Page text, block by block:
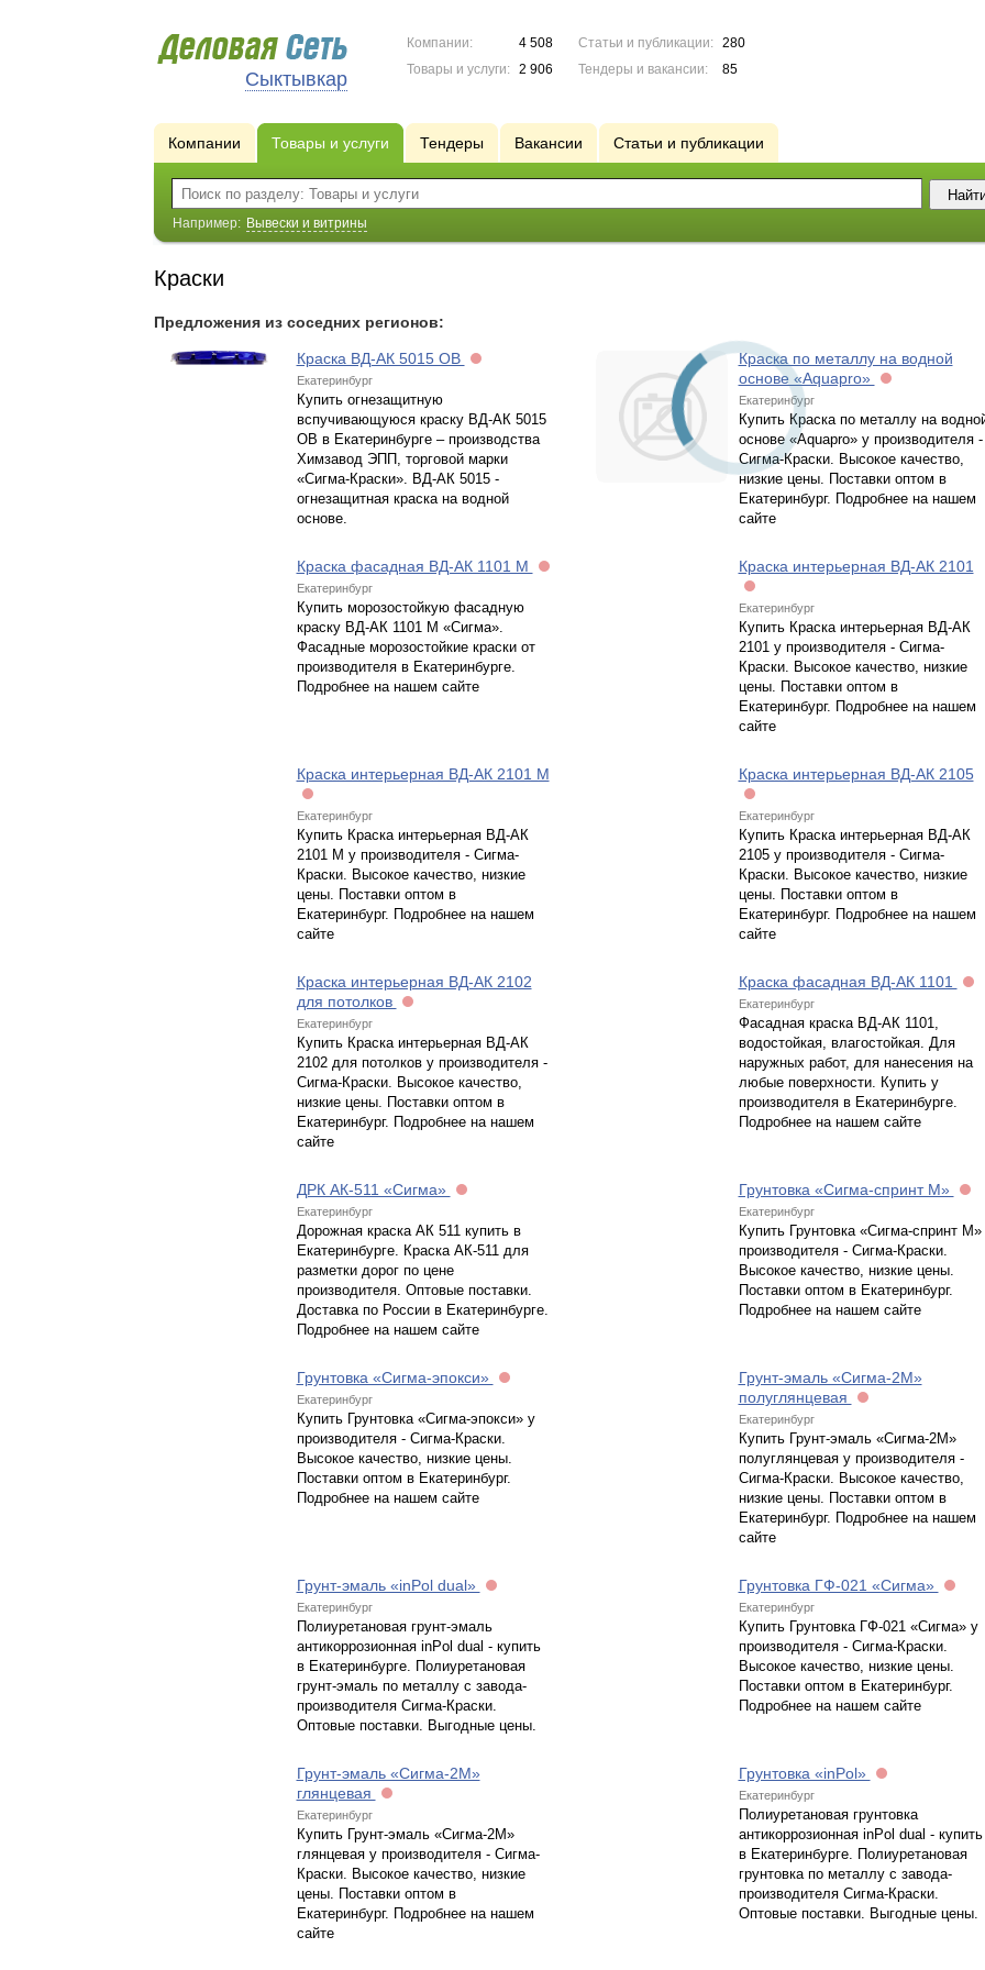
Сыктывкар
Компании:
4 508
Товары и услуги:
2 906
Статьи и публикации:
280
Тендеры и вакансии:
85
Компании Товары и услуги Тендеры Вакансии Статьи и публикации
Например: Вывески и витрины
Краски
Предложения из соседних регионов:
Краска ВД-АК 5015 ОВ
Екатеринбург
Купить огнезащитную
вспучивающуюся краску ВД-АК 5015
ОВ в Екатеринбурге – производства
Химзавод ЭПП, торговой марки
«Сигма-Краски». ВД-АК 5015 -
огнезащитная краска на водной
основе.
Краска по металлу на водной
основе «Aquapro»
Екатеринбург
Купить Краска по металлу на
основе «Aquapro» у производителя -
Сигма-Краски. Высокое качество,
низкие цены. Поставки оптом в
Екатеринбург. Подробнее на нашем
сайте
Краска фасадная ВД-АК 1101 М
Екатеринбург
Купить морозостойкую фасадную
краску ВД-АК 1101 М «Сигма».
Фасадные морозостойкие краски от
производителя в Екатеринбурге.
Подробнее на нашем сайте
Краска интерьерная ВД-АК 2101
Екатеринбург
Купить Краска интерьерная ВД-АК
2101 у производителя - Сигма-
Краски. Высокое качество, низкие
цены. Поставки оптом в
Екатеринбург. Подробнее на нашем
сайте
Краска интерьерная ВД-АК 2101 М
Екатеринбург
Купить Краска интерьерная ВД-АК
2101 М у производителя - Сигма-
Краски. Высокое качество, низкие
цены. Поставки оптом в
Екатеринбург. Подробнее на нашем
сайте
Краска интерьерная ВД-АК 2105
Екатеринбург
Купить Краска интерьерная ВД-АК
2105 у производителя - Сигма-
Краски. Высокое качество, низкие
цены. Поставки оптом в
Екатеринбург. Подробнее на нашем
сайте
Краска интерьерная ВД-АК 2102
для потолков
Екатеринбург
Купить Краска интерьерная ВД-АК
2102 для потолков у производителя -
Сигма-Краски. Высокое качество,
низкие цены. Поставки оптом в
Екатеринбург. Подробнее на нашем
сайте
Краска фасадная ВД-АК 1101
Екатеринбург
Фасадная краска ВД-АК 1101,
водостойкая, влагостойкая. Для
наружных работ, для нанесения на
любые поверхности. Купить у
производителя в Екатеринбурге.
Подробнее на нашем сайте
ДРК АК-511 «Сигма»
Екатеринбург
Дорожная краска АК 511 купить в
Екатеринбурге. Краска АК-511 для
разметки дорог по цене
производителя. Оптовые поставки.
Доставка по России в Екатеринбурге.
Подробнее на нашем сайте
Грунтовка «Сигма-спринт М»
Екатеринбург
Купить Грунтовка «Сигма-спринт М»
производителя - Сигма-Краски.
Высокое качество, низкие цены.
Поставки оптом в Екатеринбург.
Подробнее на нашем сайте
Грунтовка «Сигма-эпокси»
Екатеринбург
Купить Грунтовка «Сигма-эпокси» у
производителя - Сигма-Краски.
Высокое качество, низкие цены.
Поставки оптом в Екатеринбург.
Подробнее на нашем сайте
Грунт-эмаль «Сигма-2М»
полуглянцевая
Екатеринбург
Купить Грунт-эмаль «Сигма-2М»
полуглянцевая у производителя -
Сигма-Краски. Высокое качество,
низкие цены. Поставки оптом в
Екатеринбург. Подробнее на нашем
сайте
Грунт-эмаль «inPol dual»
Екатеринбург
Полиуретановая грунт-эмаль
антикоррозионная inPol dual - купить
в Екатеринбурге. Полиуретановая
грунт-эмаль по металлу с завода-
производителя Сигма-Краски.
Оптовые поставки. Выгодные цены.
Грунтовка ГФ-021 «Сигма»
Екатеринбург
Купить Грунтовка ГФ-021 «Сигма» у
производителя - Сигма-Краски.
Высокое качество, низкие цены.
Поставки оптом в Екатеринбург.
Подробнее на нашем сайте
Грунт-эмаль «Сигма-2М»
глянцевая
Екатеринбург
Купить Грунт-эмаль «Сигма-2М»
глянцевая у производителя - Сигма-
Краски. Высокое качество, низкие
цены. Поставки оптом в
Екатеринбург. Подробнее на нашем
сайте
Грунтовка «inPol»
Екатеринбург
Полиуретановая грунтовка
антикоррозионная inPol dual - купить
в Екатеринбурге. Полиуретановая
грунтовка по металлу с завода-
производителя Сигма-Краски.
Оптовые поставки. Выгодные цены.